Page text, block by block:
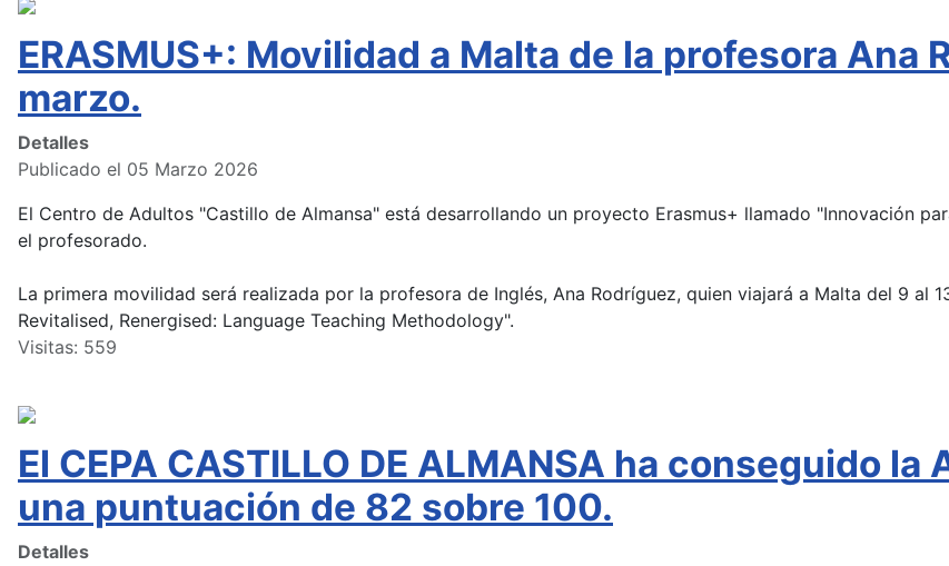
ERASMUS+: Movilidad a Malta de la profesora Ana
marzo.
Detalles
Publicado el 05 Marzo 2026
El Centro de Adultos "Castillo de Almansa" está desarrollando un proyecto Erasmus+ llamado "Innovación
el profesorado.
La primera movilidad será realizada por la profesora de Inglés, Ana Rodríguez, quien viajará a Malta del 9 al
Revitalised, Renergised: Language Teaching Methodology".
Visitas: 559
El CEPA CASTILLO DE ALMANSA ha conseguido
una puntuación de 82 sobre 100.
Detalles